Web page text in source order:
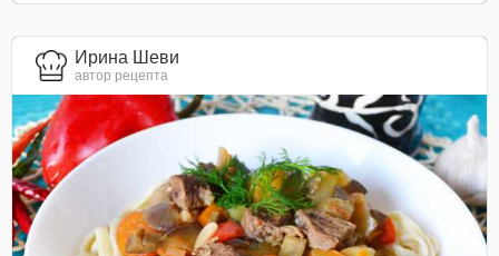
Ирина Шеви
автор рецепта